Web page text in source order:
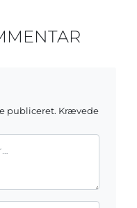
publiceret. Krævede